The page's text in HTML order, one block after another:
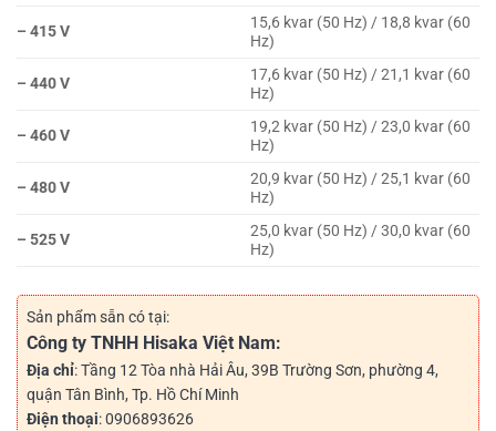
– 415 V
15,6 kvar (50 Hz) / 18,8 kvar (60
Hz)
– 440 V
17,6 kvar (50 Hz) / 21,1 kvar (60
Hz)
– 460 V
19,2 kvar (50 Hz) / 23,0 kvar (60
Hz)
– 480 V
20,9 kvar (50 Hz) / 25,1 kvar (60
Hz)
– 525 V
25,0 kvar (50 Hz) / 30,0 kvar (60
Hz)
Sản phẩm sẵn có tại:
Công ty TNHH Hisaka Việt Nam:
Địa chỉ: Tầng 12 Tòa nhà Hải Âu, 39B Trường Sơn, phường 4,
quận Tân Bình, Tp. Hồ Chí Minh
Điện thoại: 0906893626